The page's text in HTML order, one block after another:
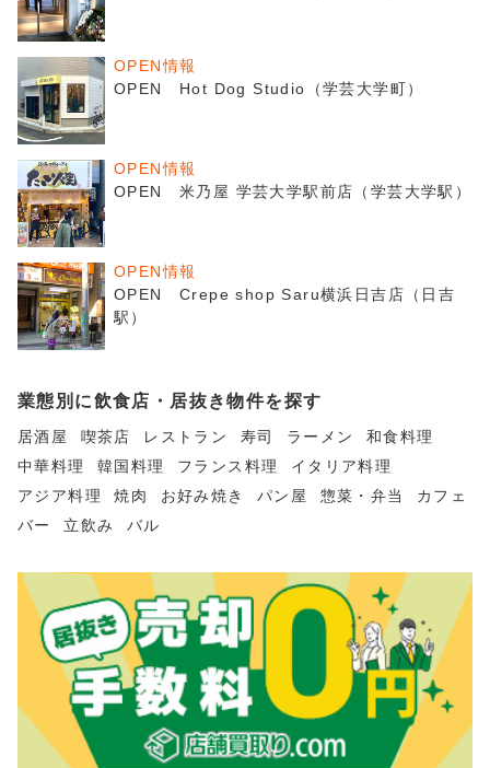
OPEN情報
OPEN Hot Dog Studio（学芸大学町）
OPEN情報
OPEN 米乃屋 学芸大学駅前店（学芸大学駅）
OPEN情報
OPEN Crepe shop Saru横浜日吉店（日吉
駅）
業態別に飲食店・居抜き物件を探す
居酒屋 喫茶店 レストラン 寿司 ラーメン
和食料理
中華料理
韓国料理 フランス料理
イタリア料理
アジア料理
焼肉 お好み焼き パン屋 惣菜・弁当
カフェ
バー
立飲み バル